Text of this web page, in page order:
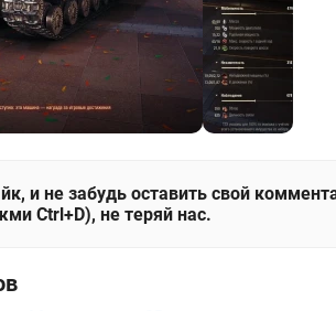
и не забудь оставить свой
Ctrl+D), не теряй нас.